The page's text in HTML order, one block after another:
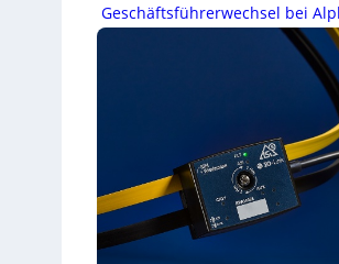
Geschäftsführerwechsel bei